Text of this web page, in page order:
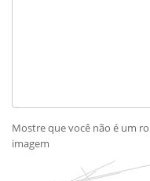
Mostre que você não é um
imagem